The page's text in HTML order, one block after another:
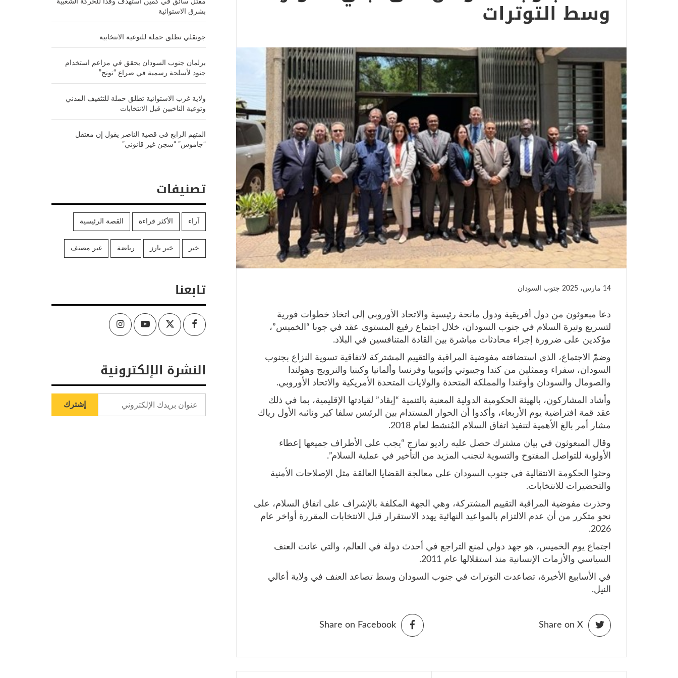
وسط التوترات
14 مارس، 2025 جتوب السودان
دعا مبعوثون من دول أفريقية ودول مانحة رئيسية والاتحاد الأوروبي إلى اتخاذ خطوات فورية
لتسريع وتيرة السلام في جنوب السودان، خلال اجتماع رفيع المستوى عقد في جوبا “الخميس”،
مؤكدين على ضرورة إجراء محادثات مباشرة بين القادة المتنافسين في البلاد.
وضمّ الاجتماع، الذي استضافته مفوضية المراقبة والتقييم المشتركة لاتفاقية تسوية النزاع بجنوب
السودان، سفراء وممثلين من كندا وجيبوتي وإثيوبيا وفرنسا وألمانيا وكينيا والنرويج وهولندا
والصومال والسودان وأوغندا والمملكة المتحدة والولايات المتحدة الأمريكية والاتحاد الأوروبي.
وأشاد المشاركون، بالهيئة الحكومية الدولية المعنية بالتنمية “إيقاد” لقيادتها الإقليمية، بما في ذلك
عقد قمة افتراضية يوم الأربعاء، وأكدوا أن الحوار المستدام بين الرئيس سلفا كير ونائبه الأول رياك
مشار أمر بالغ الأهمية لتنفيذ اتفاق السلام المُنشط لعام 2018.
وقال المبعوثون في بيان مشترك حصل عليه راديو تمازج “يجب على الأطراف جميعها إعطاء
الأولوية للتواصل المفتوح والتسوية لتجنب المزيد من التأخير في عملية السلام”.
وحثوا الحكومة الانتقالية في جنوب السودان على معالجة القضايا العالقة مثل الإصلاحات الأمنية
والتحضيرات للانتخابات.
وحذرت مفوضية المراقبة التقييم المشتركة، وهي الجهة المكلفة بالإشراف على اتفاق السلام، على
نحو متكرر من أن عدم الالتزام بالمواعيد النهائية يهدد الاستقرار قبل الانتخابات المقررة أواخر عام
2026.
اجتماع يوم الخميس، هو جهد دولي لمنع التراجع في أحدث دولة في العالم، والتي عانت العنف
السياسي والأزمات الإنسانية منذ استقلالها عام 2011.
في الأسابيع الأخيرة، تصاعدت التوترات في جنوب السودان وسط تصاعد العنف في ولاية أعالي
النيل.
Share on Facebook Share on X
مقتل سائق في كمين استهدف وفداً للحركة الشعبية
بشرق الاستوائية
جونقلي تطلق حملة للتوعية الانتخابية
برلمان جنوب السودان يحقق في مزاعم استخدام
جنود لأسلحة رسمية في صراع “تونج”
ولاية غرب الاستوائية تطلق حملة للتثقيف المدني
وتوعية الناخبين قبل الانتخابات
المتهم الرابع في قضية الناصر يقول إن معتقل
“جاموس” “سجن غير قانوني”
تصنيفات
آراء الأكثر قراءة القصة الرئيسية
خبر خبر بارز رياضة غير مصنف
تابعنا
Facebook
Twitter
Youtube
Instagram
النشرة الإلكترونية